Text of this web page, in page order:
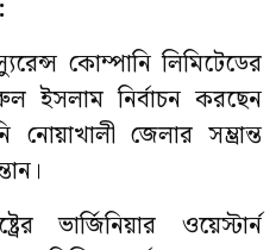
কোম্পানি লিমিটেডের
ইসলাম নির্বাচন করছেন
জেলার সম্ভ্রান্ত
ভার্জিনিয়ার ওয়েস্টার্ন